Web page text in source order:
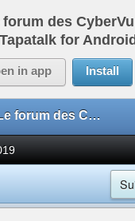
des
for Android
in app Install
Le forum des CyberVulcans